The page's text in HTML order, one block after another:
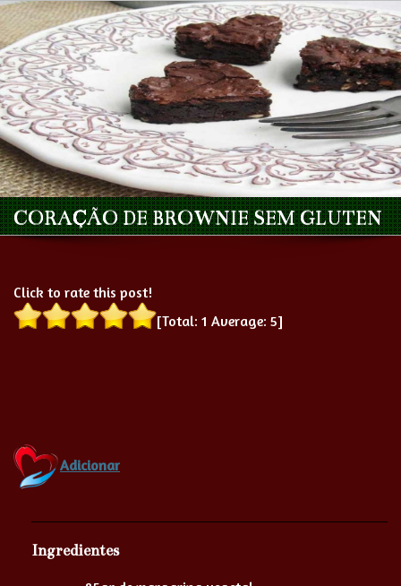
CORAÇÃO DE BROWNIE SEM GLUTEN
Click to rate this post!
[Total: 1 Average: 5]
Adicionar
Ingredientes